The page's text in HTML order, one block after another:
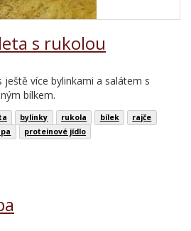
s rukolou
ještě více bylinkami a salátem s
bílkem.
bylinky rukola bílek
rajče
proteinové jídlo